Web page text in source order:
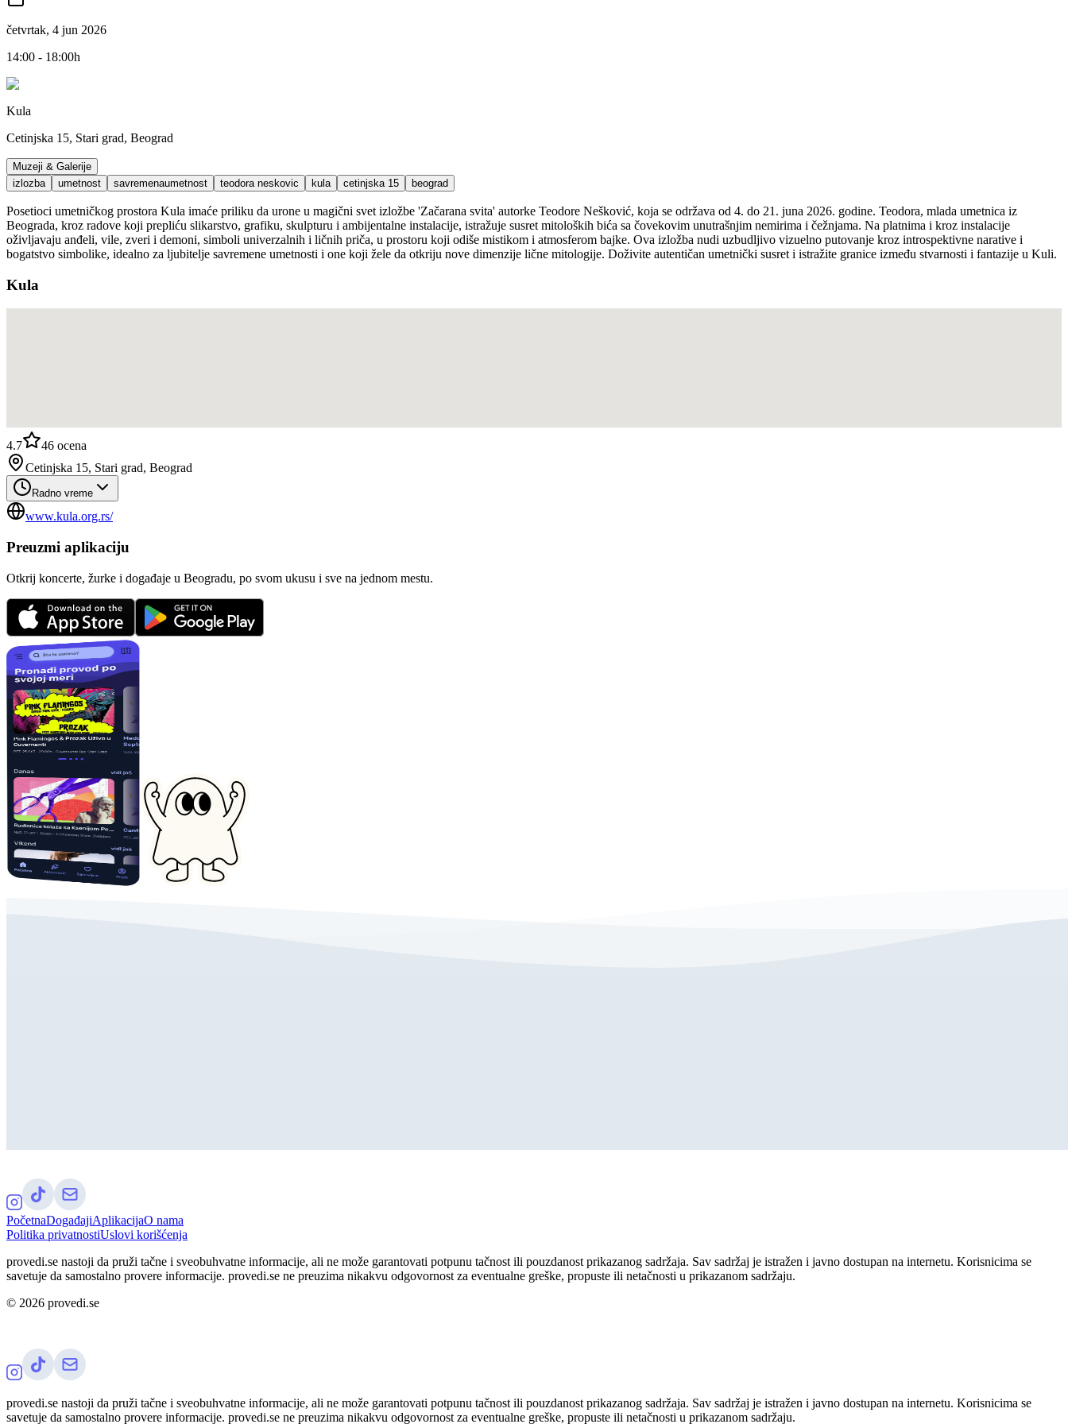
četvrtak, 4 jun 2026
14:00 - 18:00h
Kula
Cetinjska 15, Stari grad, Beograd
Muzeji & Galerije
izlozba
umetnost savremenaumetnost teodora neskovic kula cetinjska 15 beograd
Posetioci umetničkog prostora Kula imaće priliku da urone u magični svet izložbe 'Začarana svita' autorke Teodore Nešković, koja se održava od 4. do 21. juna 2026. godine. Teodora, mlada umetnica iz
Beograda, kroz radove koji prepliću slikarstvo, grafiku, skulpturu i ambijentalne instalacije, istražuje susret mitoloških bića sa čovekovim unutrašnjim nemirima i čežnjama. Na platnima i kroz instalacije
oživljavaju anđeli, vile, zveri i demoni, simboli univerzalnih i ličnih priča, u prostoru koji odiše mistikom i atmosferom bajke. Ova izložba nudi uzbudljivo vizuelno putovanje kroz introspektivne narative i
bogatstvo simbolike, idealno za ljubitelje savremene umetnosti i one koji žele da otkriju nove dimenzije lične mitologije. Doživite autentičan umetnički susret i istražite granice između stvarnosti i fantazije u Kuli.
Kula
4.7 46 ocena
Cetinjska 15, Stari grad, Beograd
Radno vreme
www.kula.org.rs/
Preuzmi aplikaciju
Otkrij koncerte, žurke i događaje u Beogradu, po svom ukusu i sve na jednom mestu.
PočetnaDogađajiAplikacijaO nama
Politika privatnostiUslovi korišćenja
provedi.se nastoji da pruži tačne i sveobuhvatne informacije, ali ne može garantovati potpunu tačnost ili pouzdanost prikazanog sadržaja. Sav sadržaj je istražen i javno dostupan na internetu. Korisnicima se
savetuje da samostalno provere informacije. provedi.se ne preuzima nikakvu odgovornost za eventualne greške, propuste ili netačnosti u prikazanom sadržaju.
© 2026 provedi.se
provedi.se nastoji da pruži tačne i sveobuhvatne informacije, ali ne može garantovati potpunu tačnost ili pouzdanost prikazanog sadržaja. Sav sadržaj je istražen i javno dostupan na internetu. Korisnicima se
savetuje da samostalno provere informacije. provedi.se ne preuzima nikakvu odgovornost za eventualne greške, propuste ili netačnosti u prikazanom sadržaju.